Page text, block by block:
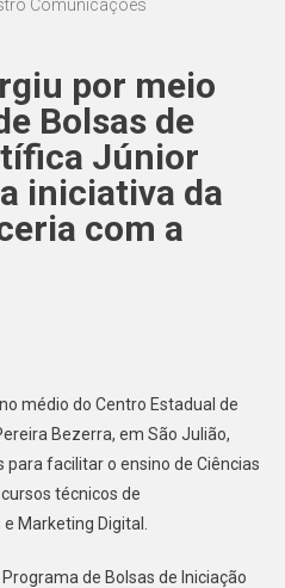
Comunicações
por meio
Bolsas de
Júnior
iniciativa da
com a
médio do Centro Estadual de
Bezerra, em São Julião,
facilitar o ensino de Ciências
técnicos de
Marketing Digital.
de Bolsas de Iniciação